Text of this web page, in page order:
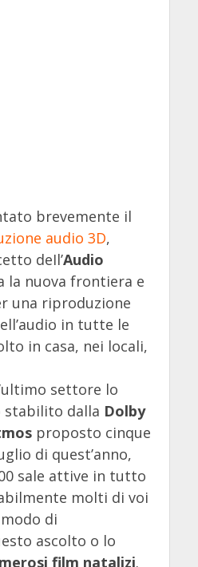
brevemente il
audio 3D,
deIl’Audio
la nuova frontiera e
una riproduzione
in tutte le
in casa, nei locali,
settore lo
stabilito dalla Dolby
proposto cinque
di quest’anno,
sale attive in tutto
molti di voi
di
ascolto o lo
film natalizi.